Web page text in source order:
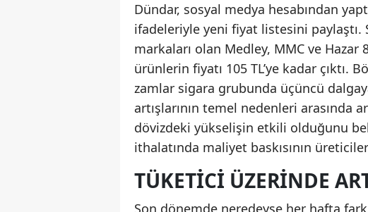
Dündar, sosyal medya hesabından
ifadeleriyle yeni fiyat listesini
markaları olan Medley, MMC ve
ürünlerin fiyatı 105 TL’ye kadar
zamlar sigara grubunda üçüncü
artışlarının temel nedenleri
dövizdeki yükselişin etkili olduğunu
ithalatında maliyet baskısının
TÜKETICI ÜZERINDE